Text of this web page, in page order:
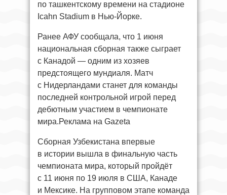
по ташкентскому времени на стадионе
Icahn Stadium в Нью-Йорке.
Ранее АФУ сообщала, что 1 июня
национальная сборная также сыграет
с Канадой — одним из хозяев
предстоящего мундиаля. Матч
с Нидерландами станет для команды
последней контрольной игрой перед
дебютным участием в чемпионате
мира.Реклама на Gazeta
Сборная Узбекистана впервые
в истории вышла в финальную часть
чемпионата мира, который пройдёт
с 11 июня по 19 июля в США, Канаде
и Мексике. На групповом этапе команда